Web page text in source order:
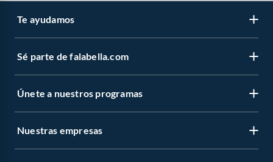
Te ayudamos
Sé parte de falabella.com
Únete a nuestros programas
Nuestras empresas